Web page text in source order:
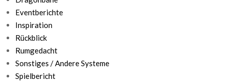
Eventberichte
Inspiration
Rückblick
Rumgedacht
Sonstiges / Andere Systeme
Spielbericht